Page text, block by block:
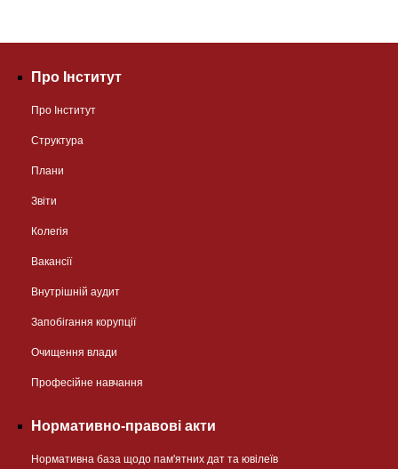
Про Інститут
Про Інститут
Структура
Плани
Звіти
Колегія
Вакансії
Внутрішній аудит
Запобігання корупції
Очищення влади
Професійне навчання
Нормативно-правові акти
Нормативна база щодо пам'ятних дат та ювілеїв